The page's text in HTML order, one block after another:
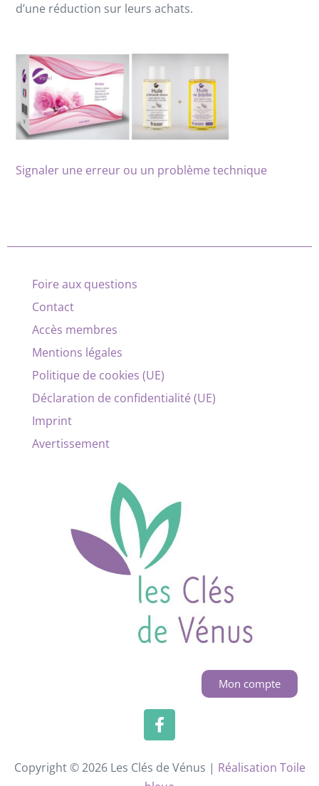
d’une réduction sur leurs achats.
Signaler une erreur ou un problème technique
Foire aux questions
Contact
Accès membres
Mentions légales
Politique de cookies (UE)
Déclaration de confidentialité (UE)
Imprint
Avertissement
Mon compte
Copyright © 2026 Les Clés de Vénus | Réalisation Toile